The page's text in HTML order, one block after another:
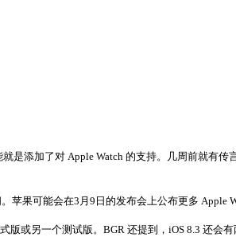
添加了对 Apple Watch 的支持。几周前就有
果可能会在3月9日的发布会上公布更多 Apple
或另一个测试版。BGR 还提到，iOS 8.3 还会